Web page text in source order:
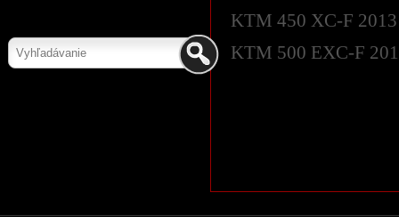
KTM 450 XC-F
KTM 500 EXC-F